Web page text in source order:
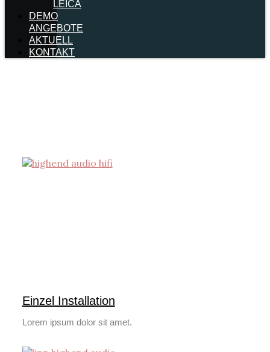
LEICA
DEMO
ANGEBOTE
AKTUELL
KONTAKT
Einzel Installation
Lorem ipsum dolor sit amet.